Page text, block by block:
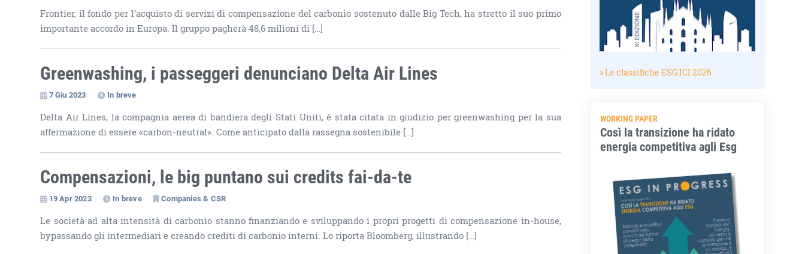
Frontier, il fondo per l’acquisto di servizi di compensazione del carbonio sostenuto dalle Big Tech, ha stretto il suo primo
importante accordo in Europa. Il gruppo pagherà 48,6 milioni di […]
Greenwashing, i passeggeri denunciano Delta Air Lines
7 Giu 2023 In breve
Delta Air Lines, la compagnia aerea di bandiera degli Stati Uniti, è stata citata in giudizio per greenwashing per la sua
affermazione di essere «carbon-neutral». Come anticipato dalla rassegna sostenibile […]
Compensazioni, le big puntano sui credits fai-da-te
19 Apr 2023 In breve Companies & CSR
Le società ad alta intensità di carbonio stanno finanziando e sviluppando i propri progetti di compensazione in-house,
bypassando gli intermediari e creando crediti di carbonio interni. Lo riporta Bloomberg, illustrando […]
» Le classifiche ESG.ICI 2026
WORKING PAPER
Così la transizione ha ridato
energia competitiva agli Esg